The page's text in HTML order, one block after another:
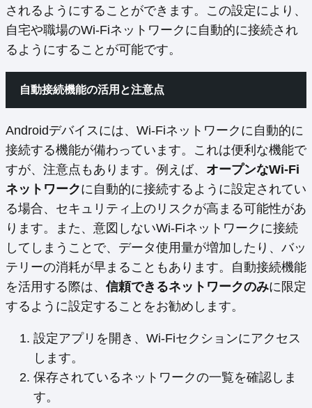
されるようにすることができます。この設定により、
自宅や職場のWi-Fiネットワークに自動的に接続され
るようにすることが可能です。
自動接続機能の活用と注意点
Androidデバイスには、Wi-Fiネットワークに自動的に
接続する機能が備わっています。これは便利な機能で
すが、注意点もあります。例えば、 オープンなWi-Fi
ネットワークに自動的に接続するように設定されてい
る場合、セキュリティ上のリスクが高まる可能性があ
ります。また、意図しないWi-Fiネットワークに接続
してしまうことで、データ使用量が増加したり、バッ
テリーの消耗が早まることもあります。自動接続機能
を活用する際は、 信頼できるネットワークのみに限定
するように設定することをお勧めします。
設定アプリを開き、Wi-Fiセクションにアクセス
します。
保存されているネットワークの一覧を確認しま
す。